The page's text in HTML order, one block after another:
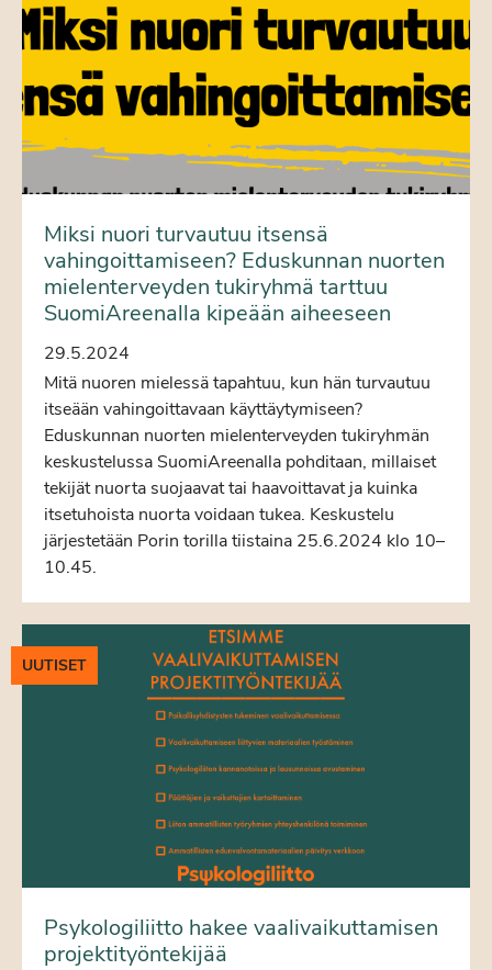
Miksi nuori turvautuu itsensä
vahingoittamiseen? Eduskunnan nuorten
mielenterveyden tukiryhmä tarttuu
SuomiAreenalla kipeään aiheeseen
29.5.2024
Mitä nuoren mielessä tapahtuu, kun hän turvautuu
itseään vahingoittavaan käyttäytymiseen?
Eduskunnan nuorten mielenterveyden tukiryhmän
keskustelussa SuomiAreenalla pohditaan, millaiset
tekijät nuorta suojaavat tai haavoittavat ja kuinka
itsetuhoista nuorta voidaan tukea. Keskustelu
järjestetään Porin torilla tiistaina 25.6.2024 klo 10–
10.45.
UUTISET
Psykologiliitto hakee vaalivaikuttamisen
projektityöntekijää